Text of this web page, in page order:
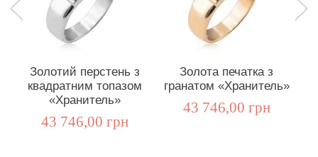
Золотий перстень з
квадратним топазом
«Хранитель»
43 746,00 грн
Золота печатка з
гранатом «Хранитель»
43 746,00 грн